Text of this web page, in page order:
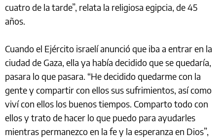
cuatro de la tarde”, relata la religiosa egipcia, de 45
años.
Cuando el Ejército israelí anunció que iba a entrar en la
ciudad de Gaza, ella ya había decidido que se quedaría,
pasara lo que pasara. “He decidido quedarme con la
gente y compartir con ellos sus sufrimientos, así como
viví con ellos los buenos tiempos. Comparto todo con
ellos y trato de hacer lo que puedo para ayudarles
mientras permanezco en la fe y la esperanza en Dios”,